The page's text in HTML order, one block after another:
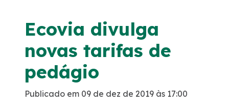
Ecovia divulga
novas tarifas de
pedágio
Publicado em 09 de dez de 2019 às 17:00